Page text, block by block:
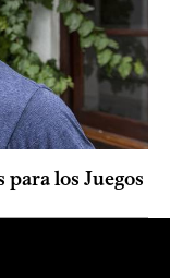
los Juegos